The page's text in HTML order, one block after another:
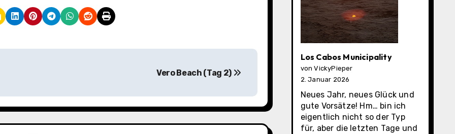
Vero Beach (Tag 2)
Los Cabos Municipality
von VickyPieper
2. Januar 2026
Neues Jahr, neues Glück und
gute Vorsätze! Hm… bin ich
eigentlich nicht so der Typ
für, aber die letzten Tage und